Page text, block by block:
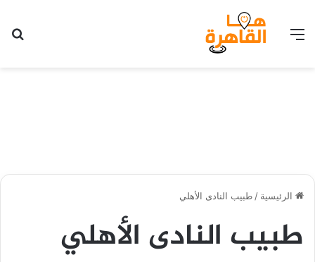
القائمة
الرئيسية / طبيب النادى الأهلي
طبيب النادى الأهلي